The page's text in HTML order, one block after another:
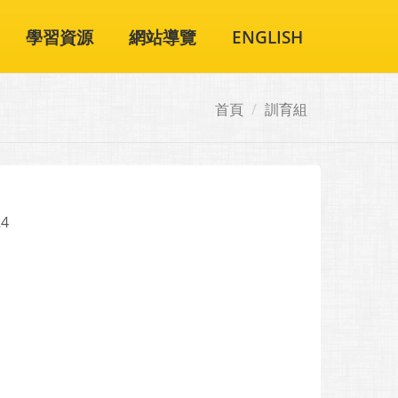
學習資源 網站導覽 ENGLISH
首頁 訓育組